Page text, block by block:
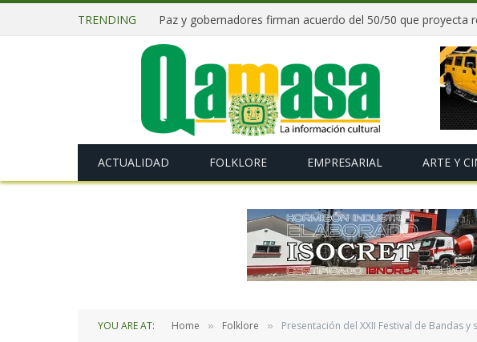
TRENDING
ACTUALIDAD FOLKLORE EMPRESARIAL ARTE Y
YOU ARE AT: Home » Folklore » Presentación del XXII Festival de Bandas y